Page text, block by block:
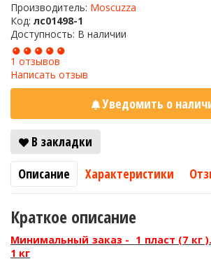
Производитель: Moscuzza
Код: лс01498-1
Доступность: В наличии
1 отзывов
Написать отзыв
Уведомить о
В закладки
Описание
Характеристики
Краткое описание
Минимальный заказ - 1 пласт (7 кг
1 кг